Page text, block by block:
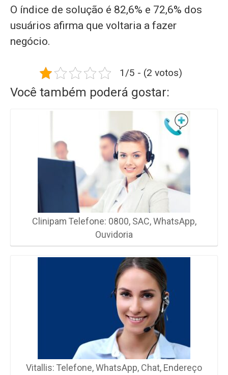
O índice de solução é 82,6% e 72,6% dos
usuários afirma que voltaria a fazer
negócio.
1/5 - (2 votos)
Você também poderá gostar:
Clinipam Telefone: 0800, SAC, WhatsApp,
Ouvidoria
Vitallis: Telefone, WhatsApp, Chat, Endereço